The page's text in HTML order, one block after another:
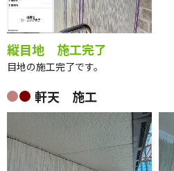
縦目地 施工完了
目地の施工完了です。
軒天 施工